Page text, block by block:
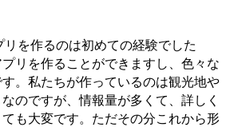
を作るのは初めての経験でした
リを作ることができますし、色々な
。私たちが作っているのは観光地や
のですが、情報量が多くて、詳しく
も大変です。ただその分これから形